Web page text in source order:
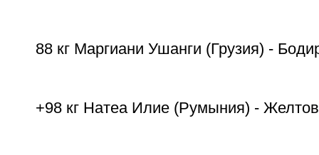
88 кг Маргиани Ушанги (Грузия) -
+98 кг Натеа Илие (Румыния) -